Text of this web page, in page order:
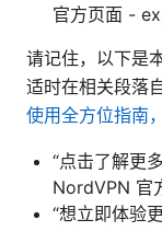
官方页面 -
请记住，以下是
适时在相关段落
使用全方位指南
“点击了解更
NordVPN 官
“想立即体验